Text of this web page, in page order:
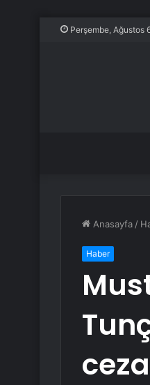
Perşembe, Ağustos
Anasayfa /
Haber